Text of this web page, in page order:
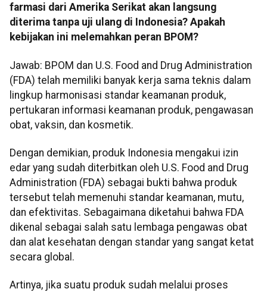
farmasi dari Amerika Serikat akan langsung
diterima tanpa uji ulang di Indonesia? Apakah
kebijakan ini melemahkan peran BPOM?
Jawab: BPOM dan U.S. Food and Drug Administration
(FDA) telah memiliki banyak kerja sama teknis dalam
lingkup harmonisasi standar keamanan produk,
pertukaran informasi keamanan produk, pengawasan
obat, vaksin, dan kosmetik.
Dengan demikian, produk Indonesia mengakui izin
edar yang sudah diterbitkan oleh U.S. Food and Drug
Administration (FDA) sebagai bukti bahwa produk
tersebut telah memenuhi standar keamanan, mutu,
dan efektivitas. Sebagaimana diketahui bahwa FDA
dikenal sebagai salah satu lembaga pengawas obat
dan alat kesehatan dengan standar yang sangat ketat
secara global.
Artinya, jika suatu produk sudah melalui proses